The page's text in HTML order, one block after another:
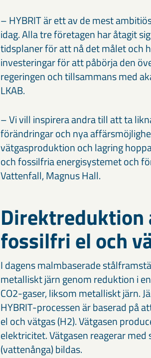
– HYBRIT är ett av de mest
idag. Alla tre företagen har åtagit
tidsplaner för att nå det målet och
investeringar för att påbörja den
regeringen och tillsammans med
LKAB.
– Vi vill inspirera andra till att ta
förändringar och nya
vätgasproduktion och lagring
och fossilfria energisystemet och
Vattenfall, Magnus Hall.
Direktreduktion
fossilfri el och
I dagens malmbaserade
metalliskt järn genom reduktion i
CO2-gaser, liksom metalliskt järn.
HYBRIT-processen är baserad på
el och vätgas (H2). Vätgasen
elektricitet. Vätgasen reagerar
(vattenånga) bildas.